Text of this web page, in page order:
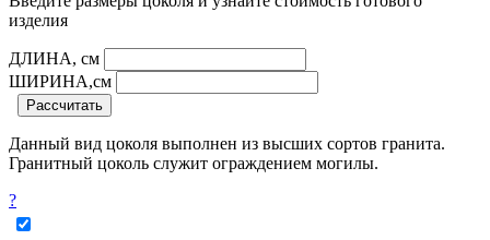
изделия
ДЛИНА, см
ШИРИНА,см
Рассчитать
Данный вид цоколя выполнен из высших сортов гранита.
Гранитный цоколь служит ограждением могилы.
?